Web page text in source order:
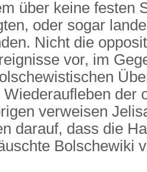
über keine festen
oder sogar
Nicht die
vor, im
der
verweisen
darauf, dass die
Bolschewiki